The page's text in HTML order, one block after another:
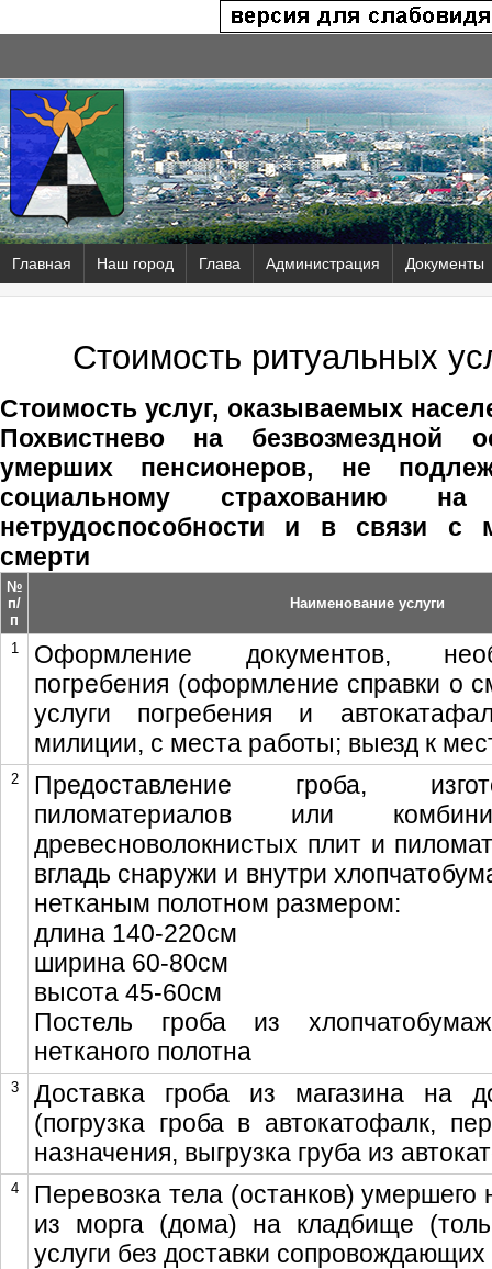
Главная Наш город Глава Администрация Документы
Стоимость ритуальных
Стоимость услуг, оказываемых
Похвистнево на безвозмездной
умерших пенсионеров, не
социальному страхованию
нетрудоспособности и в связи с
смерти
№
п/
п
Наименование услуги
1
Оформление документов,
погребения (оформление справки о
услуги погребения и
милиции, с места работы; выезд к
2
Предоставление гроба,
пиломатериалов или
древесноволокнистых плит и
вгладь снаружи и внутри
нетканым полотном размером:
длина 140-220см
ширина 60-80см
высота 45-60см
Постель гроба из
нетканого полотна
3
Доставка гроба из магазина на
(погрузка гроба в автокатофалк,
назначения, выгрузка груба из
4
Перевозка тела (останков) умершего
из морга (дома) на кладбище
услуги без доставки